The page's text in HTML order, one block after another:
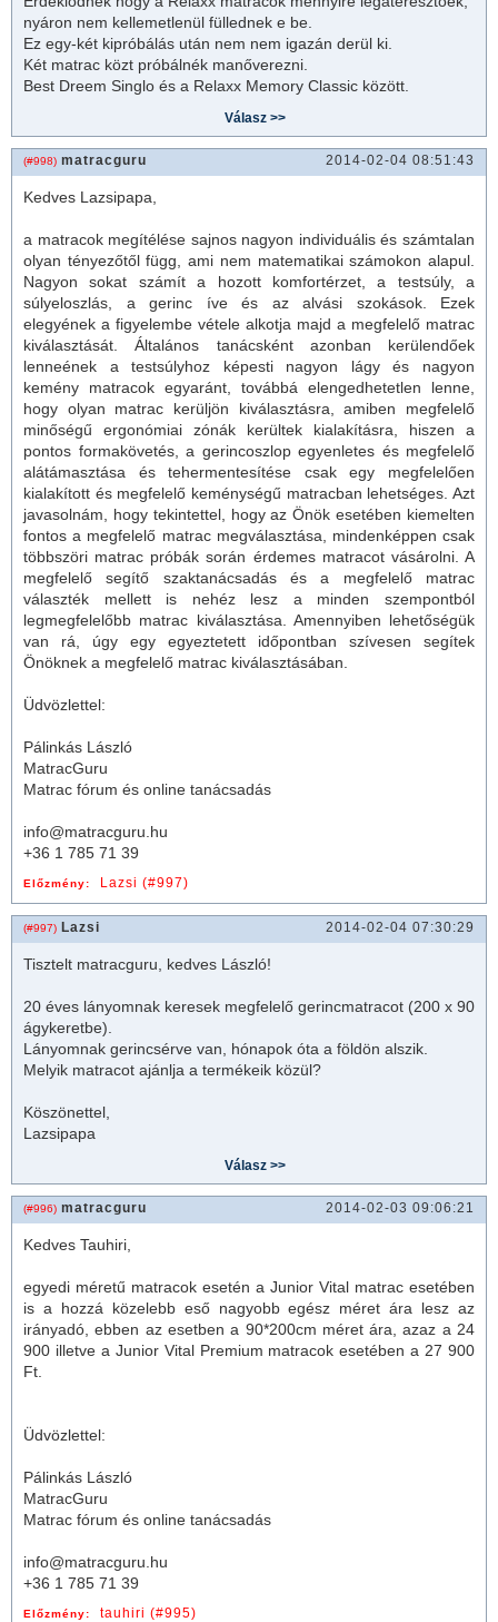
nyáron nem kellemetlenül füllednek e be.
Ez egy-két kipróbálás után nem nem igazán derül ki.
Két matrac közt próbálnék manőverezni.
Best Dreem Singlo és a Relaxx Memory Classic között.
(#998) matracguru 2014-02-04 08:51:43
Kedves Lazsipapa,
a matracok megítélése sajnos nagyon individuális és számtalan
olyan tényezőtől függ, ami nem matematikai számokon alapul.
Nagyon sokat számít a hozott komfortérzet, a testsúly, a
súlyeloszlás, a gerinc íve és az alvási szokások. Ezek
elegyének a figyelembe vétele alkotja majd a megfelelő matrac
kiválasztását. Általános tanácsként azonban kerülendőek
lenneének a testsúlyhoz képesti nagyon lágy és nagyon
kemény matracok egyaránt, továbbá elengedhetetlen lenne,
hogy olyan matrac kerüljön kiválasztásra, amiben megfelelő
minőségű ergonómiai zónák kerültek kialakításra, hiszen a
pontos formakövetés, a gerincoszlop egyenletes és megfelelő
alátámasztása és tehermentesítése csak egy megfelelően
kialakított és megfelelő keménységű matracban lehetséges. Azt
javasolnám, hogy tekintettel, hogy az Önök esetében kiemelten
fontos a megfelelő matracmegválasztása, mindenképpen csak
többszöri matrac próbák során érdemes matracot vásárolni. A
megfelelő segítő szaktanácsadás és a megfelelő matrac
választék mellett is nehéz lesz a minden szempontból
legmegfelelőbb matrac kiválasztása. Amennyiben lehetőségük
van rá, úgy egy egyeztetett időpontban szívesen segítek
Önöknek a megfelelő matrac kiválasztásában.
Üdvözlettel:
Pálinkás László
MatracGuru
Matrac fórum és online tanácsadás
info@matracguru.hu
+36 1 785 71 39
Előzmény: Lazsi (#997)
(#997) Lazsi 2014-02-04 07:30:29
Tisztelt matracguru, kedves László!
20 éves lányomnak keresek megfelelő gerincmatracot (200 x 90
ágykeretbe).
Lányomnak gerincsérve van, hónapok óta a földön alszik.
Melyik matracot ajánlja a termékeik közül?
Köszönettel,
Lazsipapa
(#996) matracguru 2014-02-03 09:06:21
Kedves Tauhiri,
egyedi méretű matracok esetén a Junior Vital matrac esetében
is a hozzá közelebb eső nagyobb egész méret ára lesz az
irányadó, ebben az esetben a 90*200cm méret ára, azaz a 24
900 illetve a Junior Vital Premium matracok esetében a 27 900
Ft.
Üdvözlettel:
Pálinkás László
MatracGuru
Matrac fórum és online tanácsadás
info@matracguru.hu
+36 1 785 71 39
Előzmény: tauhiri (#995)